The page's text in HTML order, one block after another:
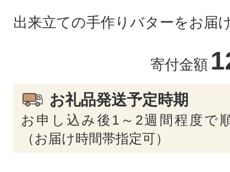
出来立ての手作りバターをお届
寄付金額
お礼品発送予定時期
お申し込み後1～2週間程度で
（お届け時間帯指定可）